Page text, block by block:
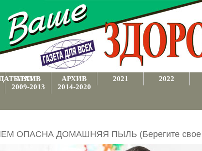
АРХИВ
2009-2013
АРХИВ
2014-2020
2021 2022
ОПАСНА ДОМАШНЯЯ ПЫЛЬ (Берегите свое